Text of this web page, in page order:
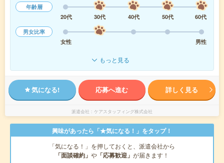
年齢層
20代
30代 40代 50代
60代
男女比率
女性
男性
もっと見る
気になる! 応募へ進む 詳しく見る
派遣会社 ケアスタッフィング株式会社
興味があったら「★気になる！」をタップ！
「気になる！」を押しておくと、派遣会社から
「面談確約」 や 「応募歓迎」 が届きます！